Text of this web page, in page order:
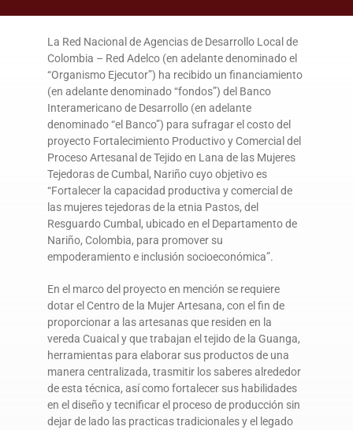
DONA AQUÍ
La Red Nacional de Agencias de Desarrollo Local de
Colombia – Red Adelco (en adelante denominado el
“Organismo Ejecutor”) ha recibido un financiamiento
(en adelante denominado “fondos”) del Banco
Interamericano de Desarrollo (en adelante
denominado “el Banco”) para sufragar el costo del
proyecto Fortalecimiento Productivo y Comercial del
Proceso Artesanal de Tejido en Lana de las Mujeres
Tejedoras de Cumbal, Nariño cuyo objetivo es
“Fortalecer la capacidad productiva y comercial de
las mujeres tejedoras de la etnia Pastos, del
Resguardo Cumbal, ubicado en el Departamento de
Nariño, Colombia, para promover su
empoderamiento e inclusión socioeconómica”.
En el marco del proyecto en mención se requiere
dotar el Centro de la Mujer Artesana, con el fin de
proporcionar a las artesanas que residen en la
vereda Cuaical y que trabajan el tejido de la Guanga,
herramientas para elaborar sus productos de una
manera centralizada, trasmitir los saberes alrededor
de esta técnica, así como fortalecer sus habilidades
en el diseño y tecnificar el proceso de producción sin
dejar de lado las practicas tradicionales y el legado